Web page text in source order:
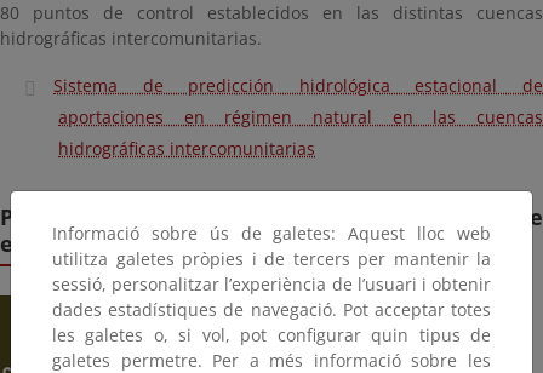
80 puntos de control establecidos en las distintas cuencas
hidrográficas intercomunitarias.
Sistema de predicción hidrológica estacional de
aportaciones en régimen natural en las cuencas
hidrográficas intercomunitarias
Predicción estacional para la gestión de
embalsesInformació sobre ús de galetes: Aquest lloc web
utilitza galetes pròpies i de tercers per mantenir la
sessió, personalitzar l’experiència de l’usuari i obtenir
dades estadístiques de navegació. Pot acceptar totes
les galetes o, si vol, pot configurar quin tipus de
galetes permetre. Per a més informació sobre les